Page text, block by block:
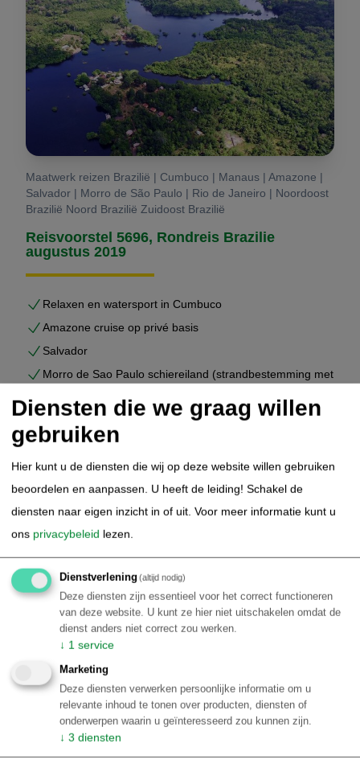
Maatwerk reizen Brazilië | Cumbuco | Manaus | Amazone |
Salvador | Morro de São Paulo | Rio de Janeiro | Noordoost
Brazilië Noord Brazilië Zuidoost Brazilië
Reisvoorstel 5696, Rondreis Brazilie
augustus 2019
Relaxen en watersport in Cumbuco
Amazone cruise op privé basis
Salvador
Morro de Sao Paulo schiereiland (strandbestemming met
Rio de Janeiro
p.p.
Diensten die we graag willen
gebruiken
Hier kunt u de diensten die wij op deze website willen gebruiken
beoordelen en aanpassen. U heeft de leiding! Schakel de
diensten naar eigen inzicht in of uit. Voor meer informatie kunt u
ons privacybeleid lezen.
Dienstverlening(altijd nodig)
Deze diensten zijn essentieel voor het correct functioneren
van deze website. U kunt ze hier niet uitschakelen omdat de
dienst anders niet correct zou werken.
↓ 1 service
Marketing
Deze diensten verwerken persoonlijke informatie om u
relevante inhoud te tonen over producten, diensten of
onderwerpen waarin u geïnteresseerd zou kunnen zijn.
↓ 3 diensten